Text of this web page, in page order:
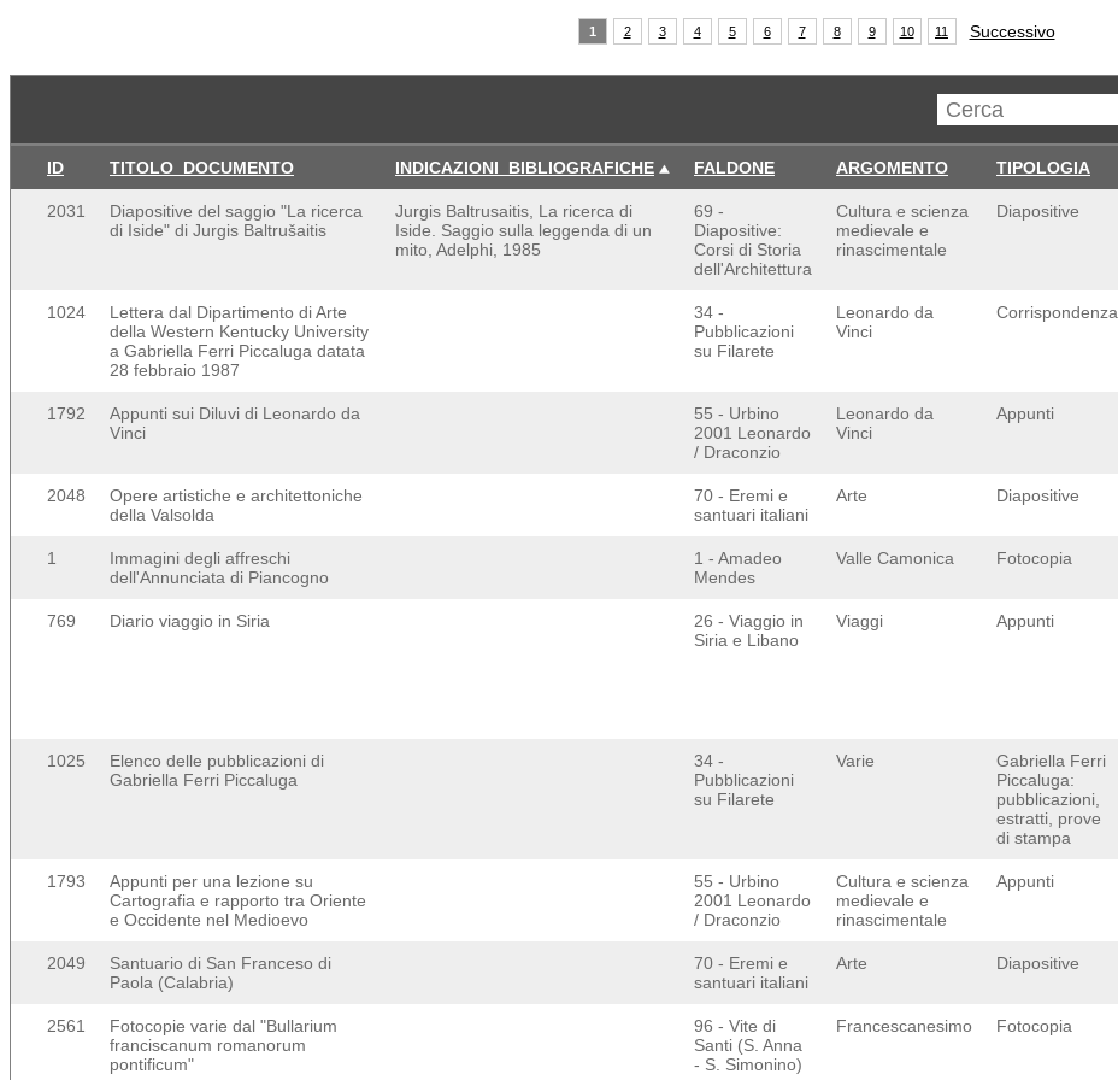
1 2 3 4 5 6 7 8 9 10 11 Successivo
ID TITOLO_DOCUMENTO INDICAZIONI_BIBLIOGRAFICHE FALDONE ARGOMENTO TIPOLOGIA
2031
Diapositive del saggio "La ricerca
di Iside" di Jurgis Baltrušaitis
Jurgis Baltrusaitis, La ricerca di
Iside. Saggio sulla leggenda di un
mito, Adelphi, 1985
69 -
Diapositive:
Corsi di Storia
dell'Architettura
Cultura e scienza
medievale e
rinascimentale
Diapositive
1024
Lettera dal Dipartimento di Arte
della Western Kentucky University
a Gabriella Ferri Piccaluga datata
28 febbraio 1987
34 -
Pubblicazioni
su Filarete
Leonardo da
Vinci
Corrispondenza
1792
Appunti sui Diluvi di Leonardo da
Vinci
55 - Urbino
2001 Leonardo
/ Draconzio
Leonardo da
Vinci
Appunti
2048
Opere artistiche e architettoniche
della Valsolda
70 - Eremi e
santuari italiani
Arte Diapositive
1
Immagini degli affreschi
dell'Annunciata di Piancogno
1 - Amadeo
Mendes
Valle Camonica Fotocopia
769 Diario viaggio in Siria
26 - Viaggio in
Siria e Libano
Viaggi Appunti
1025
Elenco delle pubblicazioni di
Gabriella Ferri Piccaluga
34 -
Pubblicazioni
su Filarete
Varie
Gabriella Ferri
Piccaluga:
pubblicazioni,
estratti, prove
di stampa
1793
Appunti per una lezione su
Cartografia e rapporto tra Oriente
e Occidente nel Medioevo
55 - Urbino
2001 Leonardo
/ Draconzio
Cultura e scienza
medievale e
rinascimentale
Appunti
2049
Santuario di San Franceso di
Paola (Calabria)
70 - Eremi e
santuari italiani
Arte Diapositive
2561
Fotocopie varie dal "Bullarium
franciscanum romanorum
pontificum"
96 - Vite di
Santi (S. Anna
- S. Simonino)
Francescanesimo Fotocopia